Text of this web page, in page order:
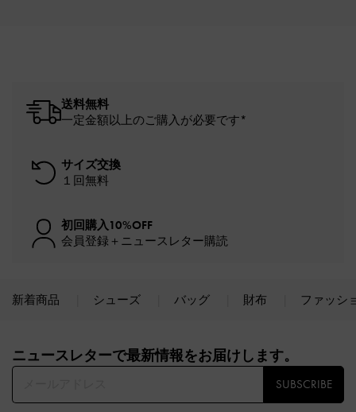
送料無料
一定金額以上のご購入が必要です*
サイズ交換
１回無料
初回購入10%OFF
会員登録＋ニュースレター購読
新着商品 シューズ バッグ 財布 ファッシ
ニュースレターで最新情報をお届けします。​
SUBSCRIBE